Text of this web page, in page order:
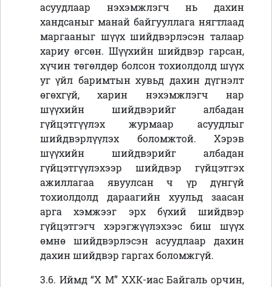
асуудлаар нэхэмжлэгч нь дахин
хандсаныг манай байгууллага нягтлаад
маргааныг шүүх шийдвэрлэсэн талаар
хариу өгсөн. Шүүхийн шийдвэр гарсан,
хүчин төгөлдөр болсон тохиолдолд шүүх
уг үйл баримтын хувьд дахин дүгнэлт
өгөхгүй, харин нэхэмжлэгч нар
шүүхийн шийдвэрийг албадан
гүйцэтгүүлэх журмаар асуудлыг
шийдвэрлүүлэх боломжтой. Хэрэв
шүүхийн шийдвэрийг албадан
гүйцэтгүүлэхээр шийдвэр гүйцэтгэх
ажиллагаа явуулсан ч үр дүнгүй
тохиолдолд дараагийн хуульд заасан
арга хэмжээг эрх бүхий шийдвэр
гүйцэтгэгч хэрэгжүүлэхээс биш шүүх
өмнө шийдвэрлэсэн асуудлаар дахин
дахин шийдвэр гаргах боломжгүй.
3.6. Иймд “Х М” ХХК-иас Байгаль орчин,